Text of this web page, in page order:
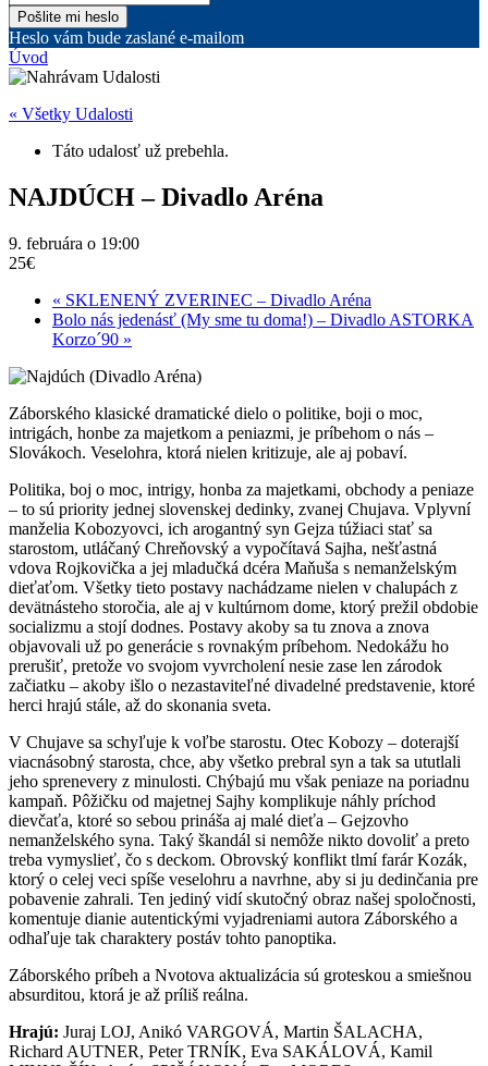
Heslo vám bude zaslané e-mailom
Úvod
« Všetky Udalosti
Táto udalosť už prebehla.
NAJDÚCH – Divadlo Aréna
9. februára o 19:00
25€
« SKLENENÝ ZVERINEC – Divadlo Aréna
Bolo nás jedenásť (My sme tu doma!) – Divadlo ASTORKA
Korzo´90 »
Záborského klasické dramatické dielo o politike, boji o moc,
intrigách, honbe za majetkom a peniazmi, je príbehom o nás –
Slovákoch. Veselohra, ktorá nielen kritizuje, ale aj pobaví.
Politika, boj o moc, intrigy, honba za majetkami, obchody a peniaze
– to sú priority jednej slovenskej dedinky, zvanej Chujava. Vplyvní
manželia Kobozyovci, ich arogantný syn Gejza túžiaci stať sa
starostom, utláčaný Chreňovský a vypočítavá Sajha, nešťastná
vdova Rojkovička a jej mladučká dcéra Maňuša s nemanželským
dieťaťom. Všetky tieto postavy nachádzame nielen v chalupách z
devätnásteho storočia, ale aj v kultúrnom dome, ktorý prežil obdobie
socializmu a stojí dodnes. Postavy akoby sa tu znova a znova
objavovali už po generácie s rovnakým príbehom. Nedokážu ho
prerušiť, pretože vo svojom vyvrcholení nesie zase len zárodok
začiatku – akoby išlo o nezastaviteľné divadelné predstavenie, ktoré
herci hrajú stále, až do skonania sveta.
V Chujave sa schyľuje k voľbe starostu. Otec Kobozy – doterajší
viacnásobný starosta, chce, aby všetko prebral syn a tak sa ututlali
jeho sprenevery z minulosti. Chýbajú mu však peniaze na poriadnu
kampaň. Pôžičku od majetnej Sajhy komplikuje náhly príchod
dievčaťa, ktoré so sebou prináša aj malé dieťa – Gejzovho
nemanželského syna. Taký škandál si nemôže nikto dovoliť a preto
treba vymyslieť, čo s deckom. Obrovský konflikt tlmí farár Kozák,
ktorý o celej veci spíše veselohru a navrhne, aby si ju dedinčania pre
pobavenie zahrali. Ten jediný vidí skutočný obraz našej spoločnosti,
komentuje dianie autentickými vyjadreniami autora Záborského a
odhaľuje tak charaktery postáv tohto panoptika.
Záborského príbeh a Nvotova aktualizácia sú groteskou a smiešnou
absurditou, ktorá je až príliš reálna.
Hrajú: Juraj LOJ, Anikó VARGOVÁ, Martin ŠALACHA,
Richard AUTNER, Peter TRNÍK, Eva SAKÁLOVÁ, Kamil